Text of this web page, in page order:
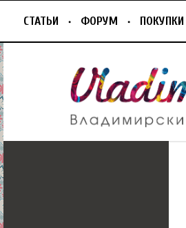
СТАТЬИ ФОРУМ ПОКУПКИ